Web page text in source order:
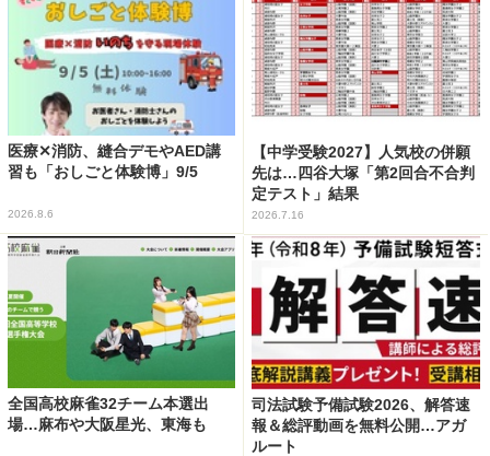
医療✕消防、縫合デモやAED講
習も「おしごと体験博」9/5
2026.8.6
【中学受験2027】人気校の併願
先は…四谷大塚「第2回合不合判
定テスト」結果
2026.7.16
全国高校麻雀32チーム本選出
場…麻布や大阪星光、東海も
司法試験予備試験2026、解答速
報＆総評動画を無料公開…アガ
ルート